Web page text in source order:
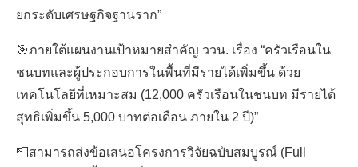
TH
ยกระดับเศรษฐกิจฐานราก”
🎯ภายใต้แผนงานเป้าหมายสำคัญ ววน. เรื่อง “ครัวเรือนใน
ชนบทและผู้ประกอบการในพื้นที่มีรายได้เพิ่มขึ้น ด้วย
เทคโนโลยีที่เหมาะสม (12,000 ครัวเรือนในชนบท มีรายได้
สุทธิเพิ่มขึ้น 5,000 บาทต่อเดือน ภายใน 2 ปี)”
📮สามารถส่งข้อเสนอโครงการวิจัยฉบับสมบูรณ์ (Full